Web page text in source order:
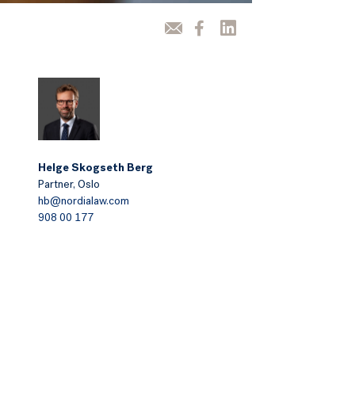
Helge Skogseth Berg
Partner,Oslo
hb@nordialaw.com
908 00 177